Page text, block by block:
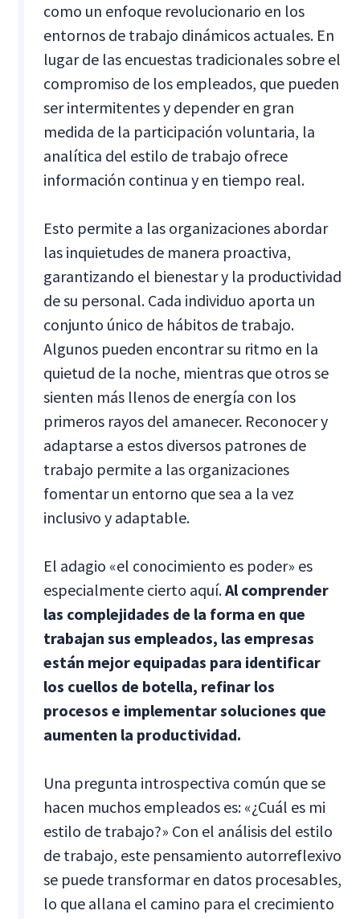
como un enfoque revolucionario en los
entornos de trabajo dinámicos actuales. En
lugar de las encuestas tradicionales sobre el
compromiso de los empleados, que pueden
ser intermitentes y depender en gran
medida de la participación voluntaria, la
analítica del estilo de trabajo ofrece
información continua y en tiempo real.
Esto permite a las organizaciones abordar
las inquietudes de manera proactiva,
garantizando el bienestar y la productividad
de su personal. Cada individuo aporta un
conjunto único de hábitos de trabajo.
Algunos pueden encontrar su ritmo en la
quietud de la noche, mientras que otros se
sienten más llenos de energía con los
primeros rayos del amanecer. Reconocer y
adaptarse a estos diversos patrones de
trabajo permite a las organizaciones
fomentar un entorno que sea a la vez
inclusivo y adaptable.
El adagio «el conocimiento es poder» es
especialmente cierto aquí.Al comprender
las complejidades de la forma en que
trabajan sus empleados, las empresas
están mejor equipadas para identificar
los cuellos de botella, refinar los
procesos e implementar soluciones que
aumenten la productividad.
Una pregunta introspectiva común que se
hacen muchos empleados es: «¿Cuál es mi
estilo de trabajo?» Con el análisis del estilo
de trabajo, este pensamiento autorreflexivo
se puede transformar en datos procesables,
lo que allana el camino para el crecimiento